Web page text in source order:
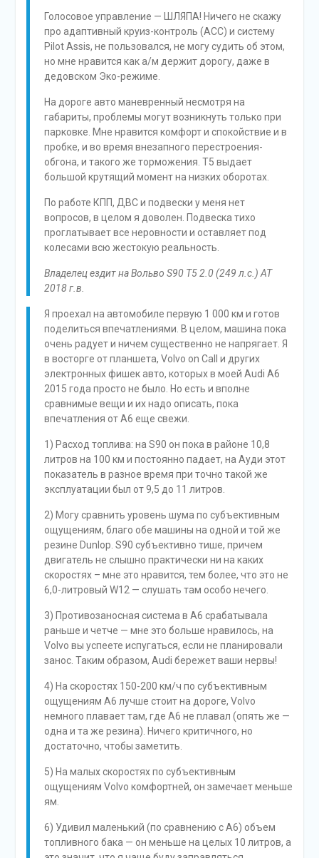
Голосовое управление — ШЛЯПА! Ничего не скажу
про адаптивный круиз-контроль (ACC) и систему
Pilot Assis, не пользовался, не могу судить об этом,
но мне нравится как а/м держит дорогу, даже в
дедовском Эко-режиме.
На дороге авто маневренный несмотря на
габариты, проблемы могут возникнуть только при
парковке. Мне нравится комфорт и спокойствие и в
пробке, и во время внезапного перестроения-
обгона, и такого же торможения. Т5 выдает
большой крутящий момент на низких оборотах.
По работе КПП, ДВС и подвески у меня нет
вопросов, в целом я доволен. Подвеска тихо
проглатывает все неровности и оставляет под
колесами всю жестокую реальность.
Владелец ездит на Вольво S90 T5 2.0 (249 л.с.) AT
2018 г.в.
Я проехал на автомобиле первую 1 000 км и готов
поделиться впечатлениями. В целом, машина пока
очень радует и ничем существенно не напрягает. Я
в восторге от планшета, Volvo on Call и других
электронных фишек авто, которых в моей Audi A6
2015 года просто не было. Но есть и вполне
сравнимые вещи и их надо описать, пока
впечатления от А6 еще свежи.
1) Расход топлива: на S90 он пока в районе 10,8
литров на 100 км и постоянно падает, на Ауди этот
показатель в разное время при точно такой же
эксплуатации был от 9,5 до 11 литров.
2) Могу сравнить уровень шума по субъективным
ощущениям, благо обе машины на одной и той же
резине Dunlop. S90 субъективно тише, причем
двигатель не слышно практически ни на каких
скоростях – мне это нравится, тем более, что это не
6,0-литровый W12 — слушать там особо нечего.
3) Противозаносная система в А6 срабатывала
раньше и четче — мне это больше нравилось, на
Volvo вы успеете испугаться, если не планировали
занос. Таким образом, Audi бережет ваши нервы!
4) На скоростях 150-200 км/ч по субъективным
ощущениям А6 лучше стоит на дороге, Volvo
немного плавает там, где А6 не плавал (опять же —
одна и та же резина). Ничего критичного, но
достаточно, чтобы заметить.
5) На малых скоростях по субъективным
ощущениям Volvo комфортней, он замечает меньше
ям.
6) Удивил маленький (по сравнению с А6) объем
топливного бака — он меньше на целых 10 литров, а